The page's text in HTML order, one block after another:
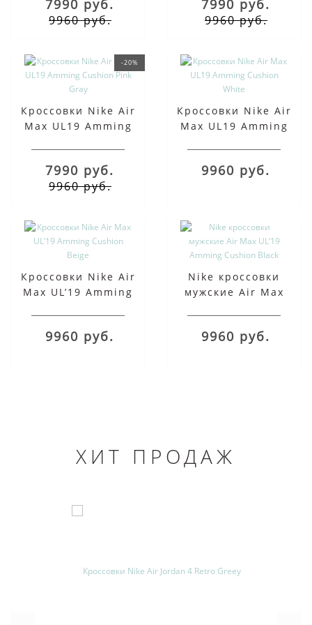
7990 руб.
9960 руб.
7990 руб.
9960 руб.
-20%
Кроссовки Nike Air
Max UL19 Amming
7990 руб.
9960 руб.
Кроссовки Nike Air
Max UL19 Amming
9960 руб.
Кроссовки Nike Air
Max UL’19 Amming
9960 руб.
Nike кроссовки
мужские Air Max
9960 руб.
ХИТ ПРОДАЖ